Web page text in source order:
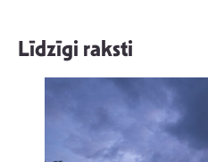
Līdzīgi raksti